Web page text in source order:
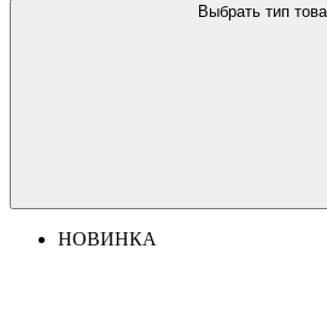
Выбрать тип
НОВИНКА